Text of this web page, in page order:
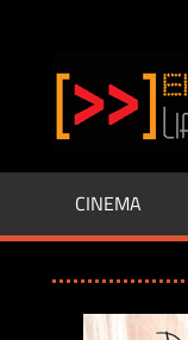
springenBase.de
CINEMA